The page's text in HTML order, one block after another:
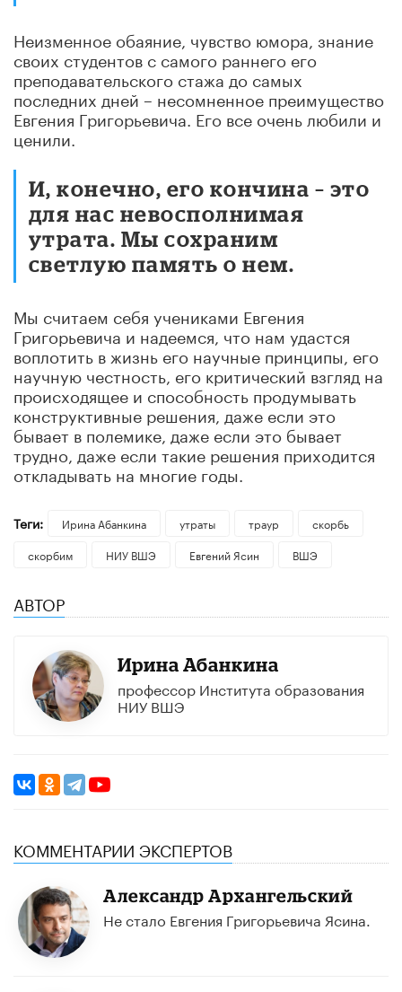
Неизменное обаяние, чувство юмора, знание
своих студентов с самого раннего его
преподавательского стажа до самых
последних дней – несомненное преимущество
Евгения Григорьевича. Его все очень любили и
ценили.
И, конечно, его кончина – это
для нас невосполнимая
утрата. Мы сохраним
светлую память о нем.
Мы считаем себя учениками Евгения
Григорьевича и надеемся, что нам удастся
воплотить в жизнь его научные принципы, его
научную честность, его критический взгляд на
происходящее и способность продумывать
конструктивные решения, даже если это
бывает в полемике, даже если это бывает
трудно, даже если такие решения приходится
откладывать на многие годы.
Теги: Ирина Абанкина утраты траур
скорбь
скорбим
НИУ ВШЭ Евгений Ясин ВШЭ
АВТОР
Ирина Абанкина
профессор Института образования
НИУ ВШЭ
КОММЕНТАРИИ ЭКСПЕРТОВ
Александр Архангельский
Не стало Евгения Григорьевича Ясина.